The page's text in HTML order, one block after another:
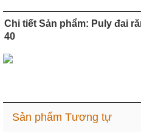
Chi tiết Sản phẩm: Puly đai
40
Sản phẩm Tương tự